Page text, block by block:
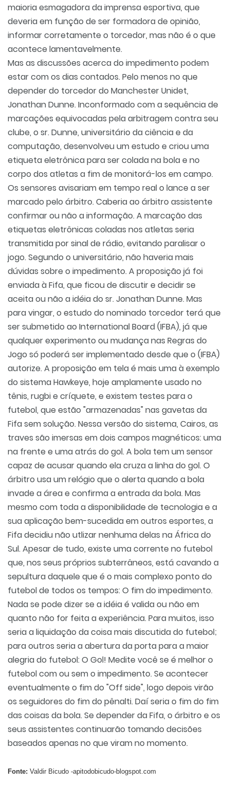
maioria esmagadora da imprensa esportiva, que
deveria em função de ser formadora de opinião,
informar corretamente o torcedor, mas não é o que
acontece lamentavelmente.
Mas as discussões acerca do impedimento podem
estar com os dias contados. Pelo menos no que
depender do torcedor do Manchester Unidet,
Jonathan Dunne. Inconformado com a sequência de
marcações equivocadas pela arbitragem contra seu
clube, o sr. Dunne, universitário da ciência e da
computação, desenvolveu um estudo e criou uma
etiqueta eletrônica para ser colada na bola e no
corpo dos atletas a fim de monitorá-los em campo.
Os sensores avisariam em tempo real o lance a ser
marcado pelo árbitro. Caberia ao árbitro assistente
confirmar ou não a informação. A marcação das
etiquetas eletrônicas coladas nos atletas seria
transmitida por sinal de rádio, evitando paralisar o
jogo. Segundo o universitário, não haveria mais
dúvidas sobre o impedimento. A proposição já foi
enviada à Fifa, que ficou de discutir e decidir se
aceita ou não a idéia do sr. Jonathan Dunne. Mas
para vingar, o estudo do nominado torcedor terá que
ser submetido ao International Board (IFBA), já que
qualquer experimento ou mudança nas Regras do
Jogo só poderá ser implementado desde que o (IFBA)
autorize. A proposição em tela é mais uma à exemplo
do sistema Hawkeye, hoje amplamente usado no
tênis, rugbi e críquete, e existem testes para o
futebol, que estão "armazenadas" nas gavetas da
Fifa sem solução. Nessa versão do sistema, Cairos, as
traves são imersas em dois campos magnéticos: uma
na frente e uma atrás do gol. A bola tem um sensor
capaz de acusar quando ela cruza a linha do gol. O
árbitro usa um relógio que o alerta quando a bola
invade a área e confirma a entrada da bola. Mas
mesmo com toda a disponibilidade de tecnologia e a
sua aplicação bem-sucedida em outros esportes, a
Fifa decidiu não utlizar nenhuma delas na África do
Sul. Apesar de tudo, existe uma corrente no futebol
que, nos seus próprios subterrâneos, está cavando a
sepultura daquele que é o mais complexo ponto do
futebol de todos os tempos: O fim do impedimento.
Nada se pode dizer se a idéia é valida ou não em
quanto não for feita a experiência. Para muitos, isso
seria a liquidação da coisa mais discutida do futebol;
para outros seria a abertura da porta para a maior
alegria do futebol: O Gol! Medite você se é melhor o
futebol com ou sem o impedimento. Se acontecer
eventualmente o fim do "Off side", logo depois virão
os seguidores do fim do pênalti. Daí seria o fim do fim
das coisas da bola. Se depender da Fifa, o árbitro e os
seus assistentes continuarão tomando decisões
baseados apenas no que viram no momento.
Fonte: Valdir Bicudo -apitodobicudo-blogspot.com